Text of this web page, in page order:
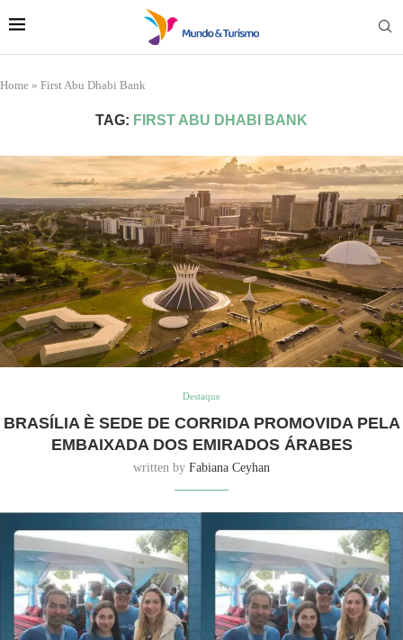
Home » First Abu Dhabi Bank
TAG: FIRST ABU DHABI BANK
Destaque
BRASÍLIA È SEDE DE CORRIDA PROMOVIDA PELA
EMBAIXADA DOS EMIRADOS ÁRABES
written by Fabiana Ceyhan